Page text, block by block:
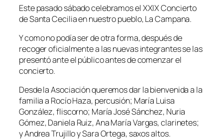
Este pasado sábado celebramos el XXIX Concierto
de Santa Cecilia en nuestro pueblo, La Campana.
Y como no podía ser de otra forma, después de
recoger oficialmente a las nuevas integrantes se las
presentó ante el público antes de comenzar el
concierto.
Desde la Asociación queremos dar la bienvenida a la
familia a Rocío Haza, percusión; María Luisa
González, fliscorno; María José Sánchez, Nuria
Gómez, Daniela Ruiz, Ana María Vargas, clarinetes;
y Andrea Trujillo y Sara Ortega, saxos altos.